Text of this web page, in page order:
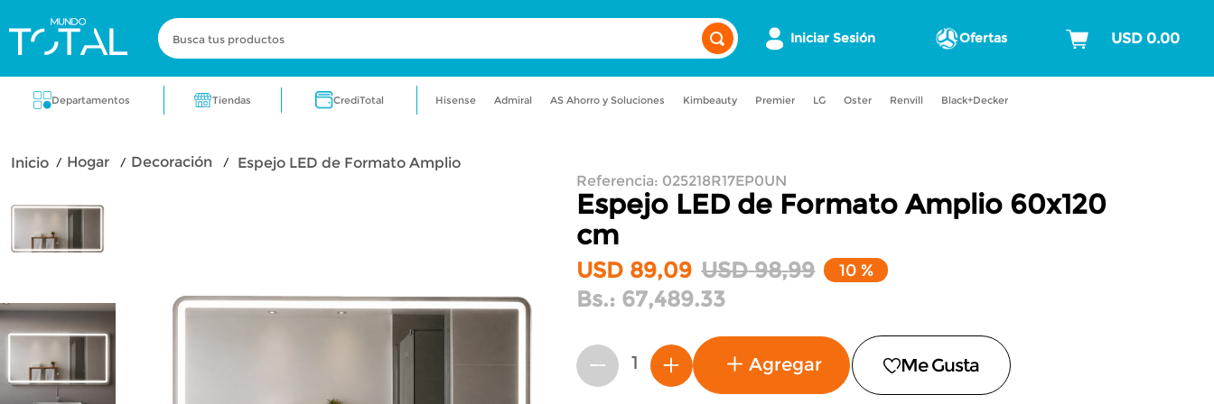
Busca tus productos
Iniciar Sesión Ofertas
Departamentos Tiendas CrediTotal Hisense Admiral AS Ahorro y Soluciones Kimbeauty Premier LG Oster Renvill Black+Decker
hogar decoración
Espejo LED de Formato Amplio
Referencia: 025218R17EP0UN
Espejo LED de Formato Amplio 60x120
cm
USD 89,09 USD 98,99 10 %
Bs.: 67,489.33
＋
－ Agregar
Términos más buscados
fragancia
licuadora aire acondicionado